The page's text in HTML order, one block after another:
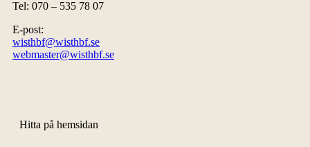
Tel: 070 – 535 78 07
E-post:
wisthbf@wisthbf.se
webmaster@wisthbf.se
Hitta på hemsidan